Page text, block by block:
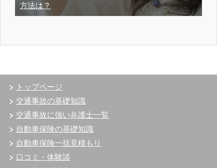
方法は？
トップページ
交通事故の基礎知識
交通事故に強い弁護士一覧
自動車保険の基礎知識
自動車保険一括見積もり
口コミ・体験談